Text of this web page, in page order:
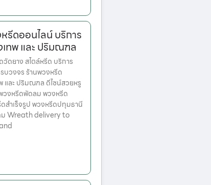
รีดออนไลน์ บริการ
ทพ และ ปริมณฑล
ดยาง สไตล์หรีด บริการ
บวงจร ร้านพวงหรีด
และ ปริมณฑล ดีไซน์สวยหรู
วงหรีดพัดลม พวงหรีด
สำเร็จรูป พวงหรีดปทุมธานี
Wreath delivery to